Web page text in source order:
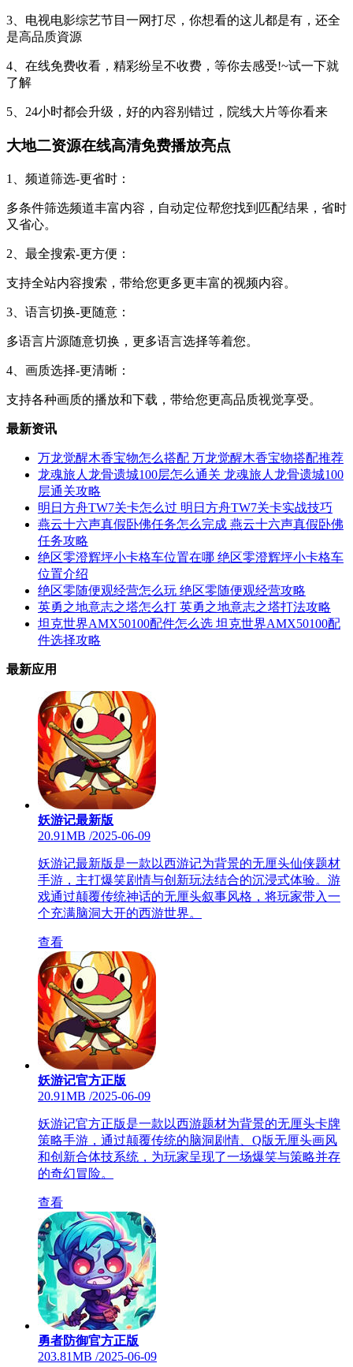
3、电视电影综艺节目一网打尽，你想看的这儿都是有，还全
是高品质資源
4、在线免费收看，精彩纷呈不收费，等你去感受!~试一下就
了解
5、24小时都会升级，好的內容别错过，院线大片等你看来
大地二资源在线高清免费播放亮点
1、频道筛选-更省时：
多条件筛选频道丰富内容，自动定位帮您找到匹配结果，省时
又省心。
2、最全搜索-更方便：
支持全站内容搜索，带给您更多更丰富的视频内容。
3、语言切换-更随意：
多语言片源随意切换，更多语言选择等着您。
4、画质选择-更清晰：
支持各种画质的播放和下载，带给您更高品质视觉享受。
最新资讯
万龙觉醒木香宝物怎么搭配 万龙觉醒木香宝物搭配推荐
龙魂旅人龙骨遗城100层怎么通关 龙魂旅人龙骨遗城100
层通关攻略
明日方舟TW7关卡怎么过 明日方舟TW7关卡实战技巧
燕云十六声真假卧佛任务怎么完成 燕云十六声真假卧佛
任务攻略
绝区零澄辉坪小卡格车位置在哪 绝区零澄辉坪小卡格车
位置介绍
绝区零随便观经营怎么玩 绝区零随便观经营攻略
英勇之地意志之塔怎么打 英勇之地意志之塔打法攻略
坦克世界AMX50100配件怎么选 坦克世界AMX50100配
件选择攻略
最新应用
妖游记最新版
20.91MB /2025-06-09
妖游记最新版是一款以西游记为背景的无厘头仙侠题材
手游，主打爆笑剧情与创新玩法结合的沉浸式体验。游
戏通过颠覆传统神话的无厘头叙事风格，将玩家带入一
个充满脑洞大开的西游世界。
查看
妖游记官方正版
20.91MB /2025-06-09
妖游记官方正版是一款以西游题材为背景的无厘头卡牌
策略手游，通过颠覆传统的脑洞剧情、Q版无厘头画风
和创新合体技系统，为玩家呈现了一场爆笑与策略并存
的奇幻冒险。
查看
勇者防御官方正版
203.81MB /2025-06-09